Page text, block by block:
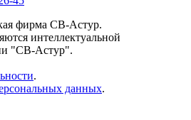
фирма СВ-Астур.
интеллектуальной
"СВ-Астур".
.
данных.